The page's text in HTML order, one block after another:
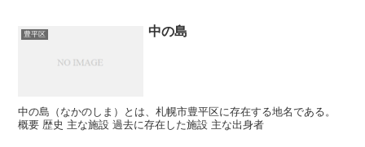
豊平区 中の島
中の島（なかのしま）とは、札幌市豊平区に存在する地名である。
概要 歴史 主な施設 過去に存在した施設 主な出身者